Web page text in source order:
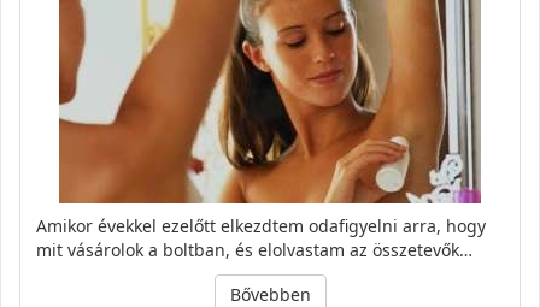
Amikor évekkel ezelőtt elkezdtem odafigyelni arra, hogy
mit vásárolok a boltban, és elolvastam az összetevők…
Bővebben